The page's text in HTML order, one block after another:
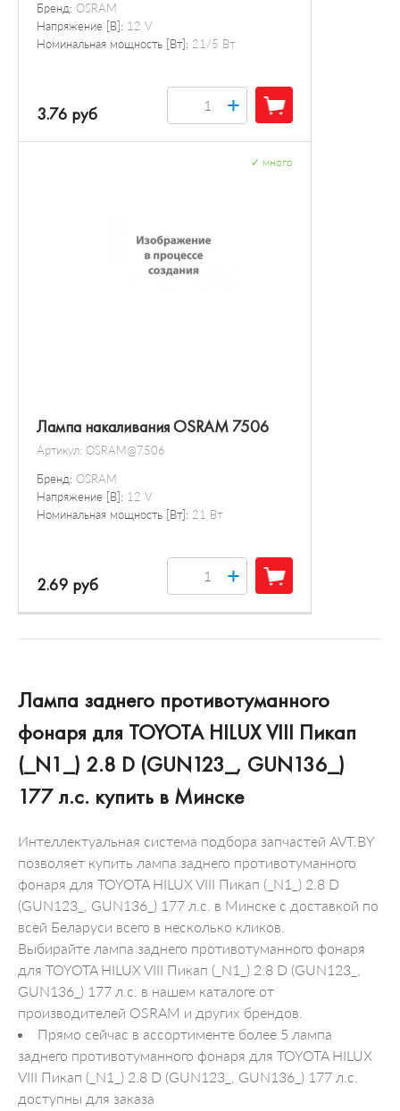
Бренд: OSRAM
Напряжение [В]: 12 V
Номинальная мощность [Вт]: 21/5 Вт
3.76 руб +
Лампа накаливания OSRAM 7506
Артикул: OSRAM@7506
Бренд: OSRAM
Напряжение [В]: 12 V
Номинальная мощность [Вт]: 21 Вт
много
2.69 руб +
Лампа заднего противотуманного
фонаря для TOYOTA HILUX VIII Пикап
(_N1_) 2.8 D (GUN123_, GUN136_)
177 л.с. купить в Минске
Интеллектуальная система подбора запчастей AVT.BY
позволяет купить лампа заднего противотуманного
фонаря для TOYOTA HILUX VIII Пикап (_N1_) 2.8 D
(GUN123_, GUN136_) 177 л.с. в Минске с доставкой по
всей Беларуси всего в несколько кликов.
Выбирайте лампа заднего противотуманного фонаря
для TOYOTA HILUX VIII Пикап (_N1_) 2.8 D (GUN123_,
GUN136_) 177 л.с. в нашем каталоге от
производителей OSRAM и других брендов.
Прямо сейчас в ассортименте более 5 лампа
заднего противотуманного фонаря для TOYOTA HILUX
VIII Пикап (_N1_) 2.8 D (GUN123_, GUN136_) 177 л.с.
доступны для заказа